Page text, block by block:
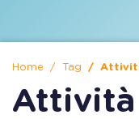
Home Tag
Attività